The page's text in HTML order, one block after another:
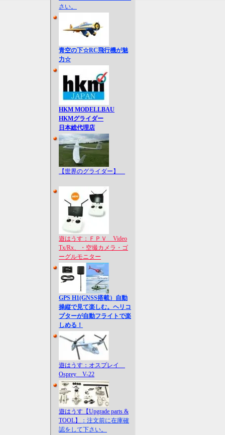
さい。
青空の下☆RC飛行機が魅
力☆
HKM MODELLBAU
HKMグライダー
日本総代理店
【世界のグライダー】
遊はうす：ＦＰＶ Video
Tx/Rx、・空撮カメラ・ゴ
ーグルモニター
GPS H1(GNSS搭載）自動
操縦で見て楽しむ。ヘリコ
プターが自動フライトで楽
しめる！
遊はうす：オスプレイ
Osprey V-22
遊はうす【Upgrade parts &
TOOL】
：注文前に在庫確
認をして下さい。